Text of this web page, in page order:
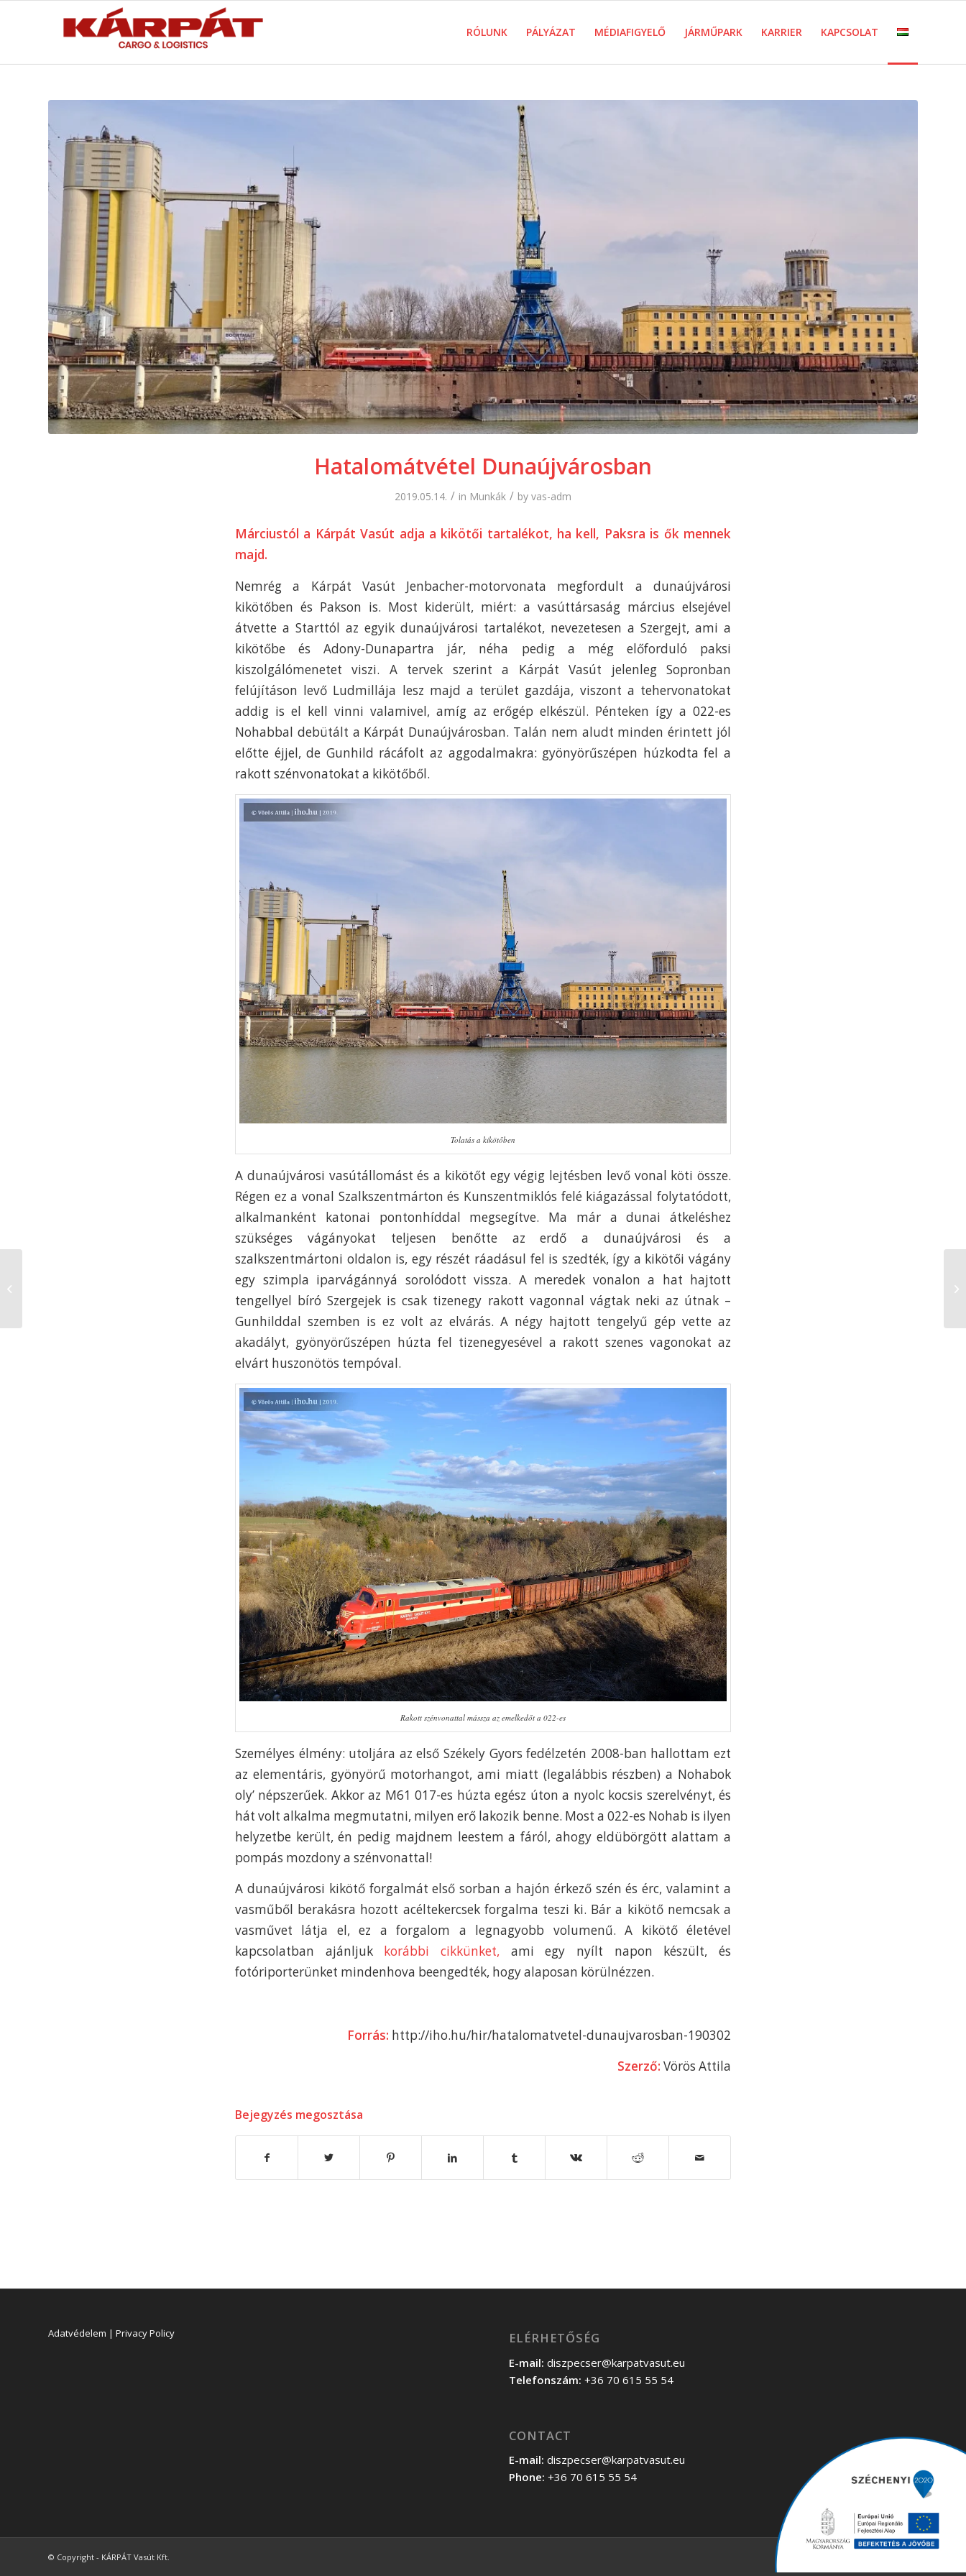
RÓLUNK PÁLYÁZAT MÉDIAFIGYELŐ JÁRMŰPARK KARRIER KAPCSOLAT
Hatalomátvétel Dunaújvárosban
2019.05.14. / in Munkák / by vas-adm
Márciustól a Kárpát Vasút adja a kikötői tartalékot, ha kell, Paksra is ők mennek
majd.
Nemrég a Kárpát Vasút Jenbacher-motorvonata megfordult a dunaújvárosi
kikötőben és Pakson is. Most kiderült, miért: a vasúttársaság március elsejével
átvette a Starttól az egyik dunaújvárosi tartalékot, nevezetesen a Szergejt, ami a
kikötőbe és Adony-Dunapartra jár, néha pedig a még előforduló paksi
kiszolgálómenetet viszi. A tervek szerint a Kárpát Vasút jelenleg Sopronban
felújításon levő Ludmillája lesz majd a terület gazdája, viszont a tehervonatokat
addig is el kell vinni valamivel, amíg az erőgép elkészül. Pénteken így a 022-es
Nohabbal debütált a Kárpát Dunaújvárosban. Talán nem aludt minden érintett jól
előtte éjjel, de Gunhild rácáfolt az aggodalmakra: gyönyörűszépen húzkodta fel a
rakott szénvonatokat a kikötőből.
Tolatás a kikötőben
A dunaújvárosi vasútállomást és a kikötőt egy végig lejtésben levő vonal köti össze.
Régen ez a vonal Szalkszentmárton és Kunszentmiklós felé kiágazással folytatódott,
alkalmanként katonai pontonhíddal megsegítve. Ma már a dunai átkeléshez
szükséges vágányokat teljesen benőtte az erdő a dunaújvárosi és a
szalkszentmártoni oldalon is, egy részét ráadásul fel is szedték, így a kikötői vágány
egy szimpla iparvágánnyá sorolódott vissza. A meredek vonalon a hat hajtott
tengellyel bíró Szergejek is csak tizenegy rakott vagonnal vágtak neki az útnak –
Gunhilddal szemben is ez volt az elvárás. A négy hajtott tengelyű gép vette az
akadályt, gyönyörűszépen húzta fel tizenegyesével a rakott szenes vagonokat az
elvárt huszonötös tempóval.
Rakott szénvonattal mássza az emelkedőt a 022-es
Személyes élmény: utoljára az első Székely Gyors fedélzetén 2008-ban hallottam ezt
az elementáris, gyönyörű motorhangot, ami miatt (legalábbis részben) a Nohabok
oly’ népszerűek. Akkor az M61 017-es húzta egész úton a nyolc kocsis szerelvényt, és
hát volt alkalma megmutatni, milyen erő lakozik benne. Most a 022-es Nohab is ilyen
helyzetbe került, én pedig majdnem leestem a fáról, ahogy eldübörgött alattam a
pompás mozdony a szénvonattal!
A dunaújvárosi kikötő forgalmát első sorban a hajón érkező szén és érc, valamint a
vasműből berakásra hozott acéltekercsek forgalma teszi ki. Bár a kikötő nemcsak a
vasművet látja el, ez a forgalom a legnagyobb volumenű. A kikötő életével
kapcsolatban ajánljuk korábbi cikkünket, ami egy nyílt napon készült, és
fotóriporterünket mindenhova beengedték, hogy alaposan körülnézzen.
Forrás: http://iho.hu/hir/hatalomatvetel-dunaujvarosban-190302
Szerző: Vörös Attila
Bejegyzés megosztása
Adatvédelem | Privacy Policy ELÉRHETŐSÉG
E-mail: diszpecser@karpatvasut.eu
Telefonszám:+36 70 615 55 54
CONTACT
E-mail: diszpecser@karpatvasut.eu
Phone:+36 70 615 55 54
© Copyright - KÁRPÁT Vasút Kft.